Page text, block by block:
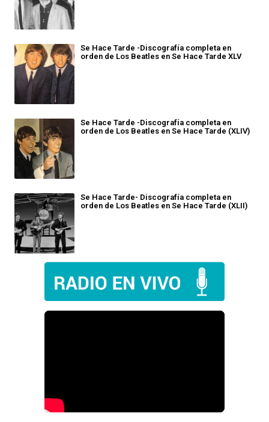
Se Hace Tarde -Discografía completa en
orden de Los Beatles en Se Hace Tarde XLV
Se Hace Tarde -Discografía completa en
orden de Los Beatles en Se Hace Tarde (XLIV)
Se Hace Tarde- Discografía completa en
orden de Los Beatles en Se Hace Tarde (XLII)